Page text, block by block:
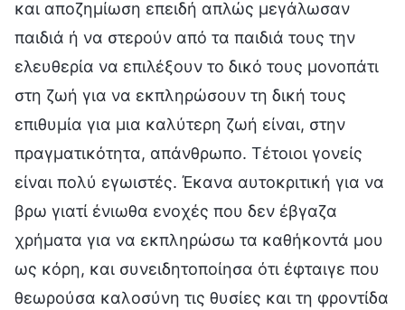
και αποζημίωση επειδή απλώς μεγάλωσαν
παιδιά ή να στερούν από τα παιδιά τους την
ελευθερία να επιλέξουν το δικό τους μονοπάτι
στη ζωή για να εκπληρώσουν τη δική τους
επιθυμία για μια καλύτερη ζωή είναι, στην
πραγματικότητα, απάνθρωπο. Τέτοιοι γονείς
είναι πολύ εγωιστές. Έκανα αυτοκριτική για να
βρω γιατί ένιωθα ενοχές που δεν έβγαζα
χρήματα για να εκπληρώσω τα καθήκοντά μου
ως κόρη, και συνειδητοποίησα ότι έφταιγε που
θεωρούσα καλοσύνη τις θυσίες και τη φροντίδα